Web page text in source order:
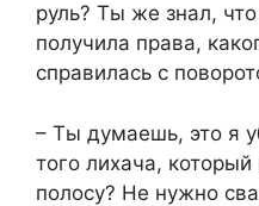
руль? Ты же знал,
получила права,
справилась с
– Ты думаешь, это я
того лихача,
полосу? Не нужно